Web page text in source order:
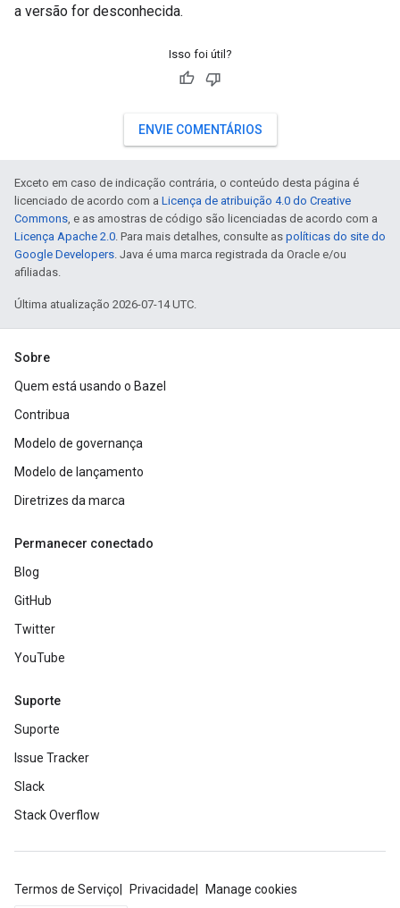
a versão for desconhecida.
Isso foi útil?
ENVIE COMENTÁRIOS
Exceto em caso de indicação contrária, o conteúdo desta página é
licenciado de acordo com a Licença de atribuição 4.0 do Creative
Commons, e as amostras de código são licenciadas de acordo com a
Licença Apache 2.0. Para mais detalhes, consulte as políticas do site do
Google Developers. Java é uma marca registrada da Oracle e/ou
afiliadas.
Última atualização 2026-07-14 UTC.
Sobre
Quem está usando o Bazel
Contribua
Modelo de governança
Modelo de lançamento
Diretrizes da marca
Permanecer conectado
Blog
GitHub
Twitter
YouTube
Suporte
Suporte
Issue Tracker
Slack
Stack Overflow
Termos de Serviço Privacidade Manage cookies